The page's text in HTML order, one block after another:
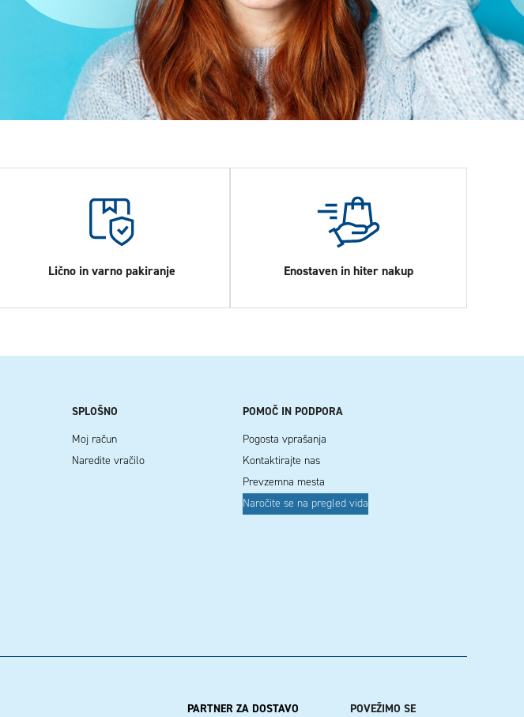
Lično in varno pakiranje Enostaven in hiter nakup
SPLOŠNO
Moj račun
Naredite vračilo
POMOČ IN PODPORA
Pogosta vprašanja
Kontaktirajte nas
Prevzemna mesta
Naročite se na pregled vida
PARTNER ZA DOSTAVO POVEŽIMO SE